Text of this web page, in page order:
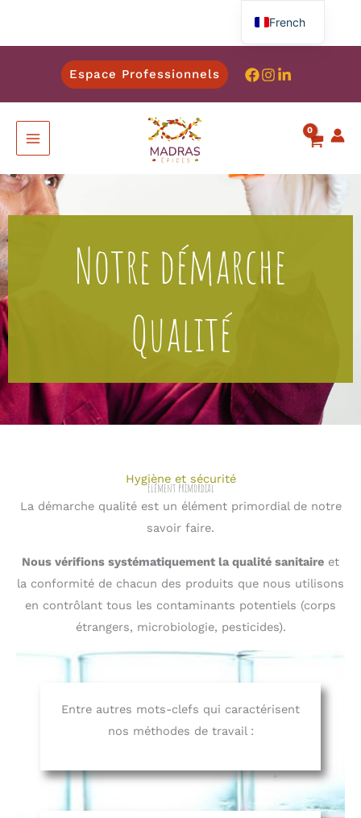
Espace Professionnels
Notre démarche
Qualité
Élément primordial​
Hygiène et sécurité
La démarche qualité est un élément primordial de notre
savoir faire.
Nous vérifions systématiquement la qualité sanitaire et
la conformité de chacun des produits que nous utilisons
en contrôlant tous les contaminants potentiels (corps
étrangers, microbiologie, pesticides).
Entre autres mots-clefs qui caractérisent
nos méthodes de travail :
French
English
Spanish
Italian
German